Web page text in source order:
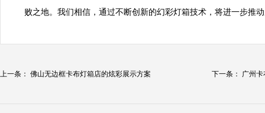
败之地。我们相信，通过不断创新的幻彩灯箱技术，将进一步推
上一条： 佛山无边框卡布灯箱店的炫彩展示方案 下一条： 广州